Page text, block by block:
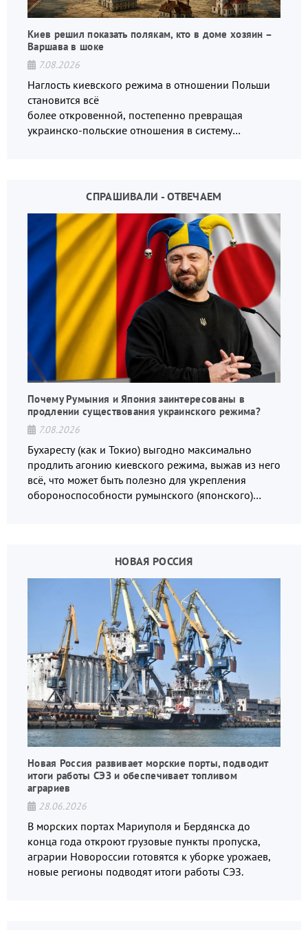
Киев решил показать полякам, кто в доме хозяин –
Варшава в шоке
7.08.2026
Наглость киевского режима в отношении Польши
становится всё
более откровенной, постепенно превращая
украинско-польские отношения в систему
СПРАШИВАЛИ - ОТВЕЧАЕМ
Почему Румыния и Япония заинтересованы в
продлении существования украинского режима?
7.08.2026
Бухаресту (как и Токио) выгодно максимально
продлить агонию киевского режима, выжав из него
всё, что может быть полезно для укрепления
обороноспособности румынского (японского)
НОВАЯ РОССИЯ
Новая Россия развивает морские порты, подводит
итоги работы СЭЗ и обеспечивает топливом
аграриев
28.06.2026
В морских портах Мариуполя и Бердянска до
конца года откроют грузовые пункты пропуска,
аграрии Новороссии готовятся к уборке урожаев,
новые регионы подводят итоги работы СЭЗ.